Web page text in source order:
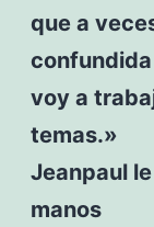
que a
confundida
voy a
temas.»
Jeanpaul
manos